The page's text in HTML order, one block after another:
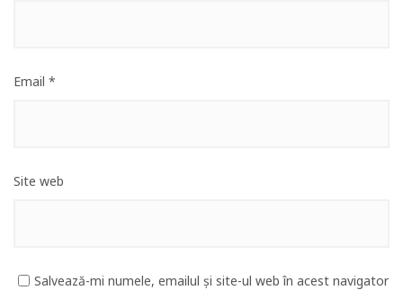
Email *
Site web
Salvează-mi numele, emailul și site-ul web în acest navigator